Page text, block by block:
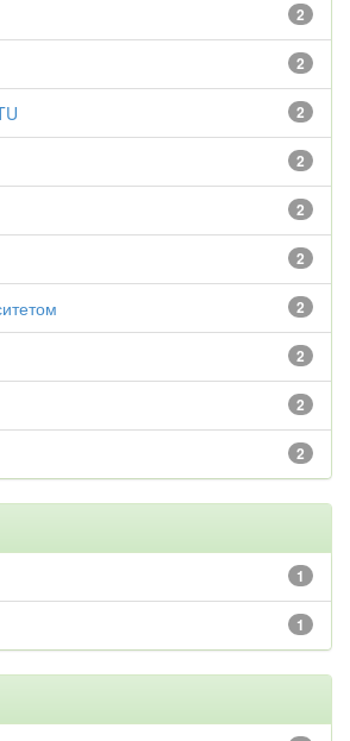
2
2
2
2
2
2
2
2
2
2
1
1